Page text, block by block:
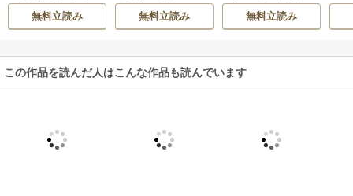
無料立読み
無料立読み
無料立読み
この作品を読んだ人はこんな作品も読んでいます